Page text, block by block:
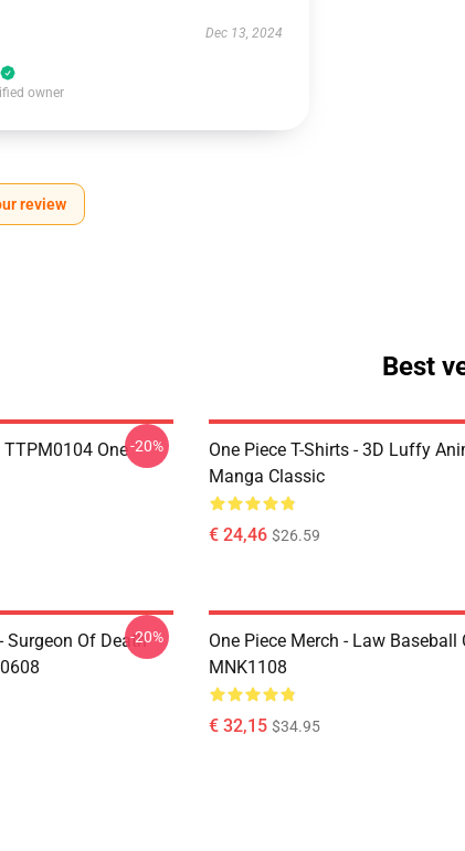
Dec 13, 2024
owner
review
Best
One-20%
One Piece T-Shirts - 3D Luffy
Manga Classic
€ 24,46 $26.59
Surgeon Of Death-20%
One Piece Merch - Law Baseball
MNK1108
€ 32,15 $34.95